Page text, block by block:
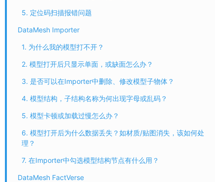
5. 定位码扫描报错问题
DataMesh Importer
1. 为什么我的模型打不开？
2. 模型打开后只显示单面，或缺面怎么办？
3. 是否可以在Importer中删除、修改模型子物体？
4. 模型结构，子结构名称为何出现字母或乱码？
5. 模型卡顿或加载过慢怎么办？
6. 模型打开后为什么数据丢失？如材质/贴图消失，该如何处
理？
7. 在Importer中勾选模型结构节点有什么用？
DataMesh FactVerse